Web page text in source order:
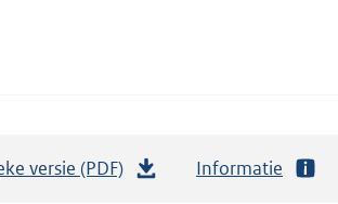
versie (PDF) Informatie